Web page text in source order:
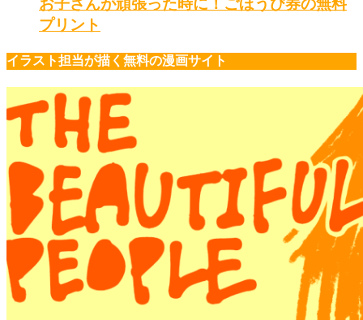
お子さんが頑張った時に！ごほうび券の無料
プリント
イラスト担当が描く無料の漫画サイト